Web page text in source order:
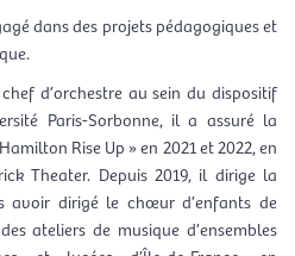
dans des projets pédagogiques et
d’orchestre au sein du dispositif
Paris-Sorbonne, il a assuré la
Rise Up » en 2021 et 2022, en
Theater. Depuis 2019, il dirige la
avoir dirigé le chœur d’enfants de
ateliers de musique d’ensembles